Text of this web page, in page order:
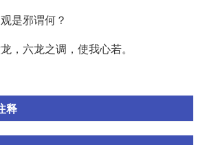
是邪谓何？
，六龙之调，使我心若。
释